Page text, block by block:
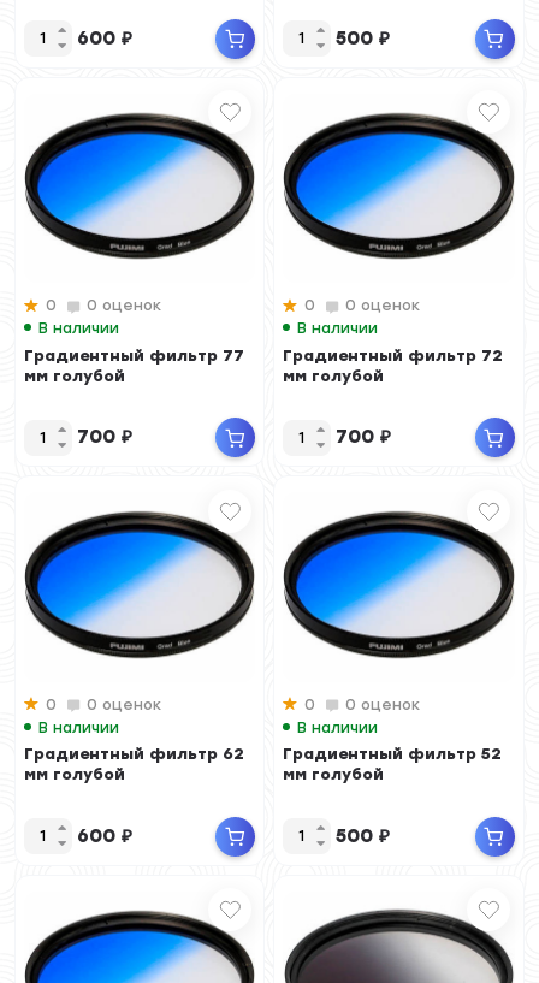
600 ₽ 500 ₽
0
0 оценок
В наличии
Градиентный фильтр 77
мм голубой
700 ₽
0
0 оценок
В наличии
Градиентный фильтр 72
мм голубой
700 ₽
0
0 оценок
В наличии
Градиентный фильтр 62
мм голубой
600 ₽
0
0 оценок
В наличии
Градиентный фильтр 52
мм голубой
500 ₽